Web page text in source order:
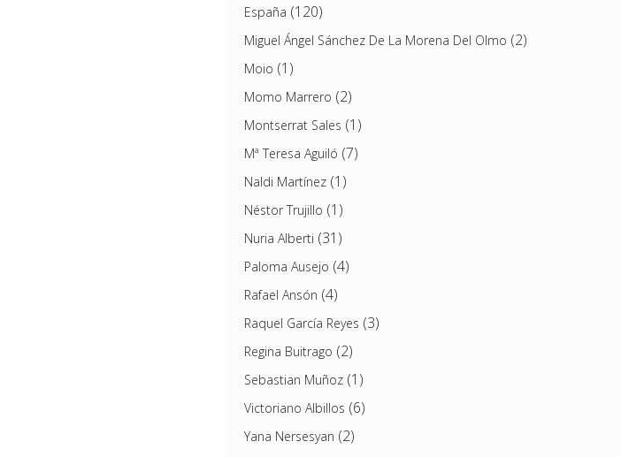
España (120)
Miguel Ángel Sánchez De La Morena Del Olmo (2)
Moio (1)
Momo Marrero (2)
Montserrat Sales (1)
Mª Teresa Aguiló (7)
Naldi Martínez(1)
Néstor Trujillo (1)
Nuria Alberti (31)
Paloma Ausejo (4)
Rafael Ansón (4)
Raquel García Reyes (3)
Regina Buitrago (2)
Sebastian Muñoz(1)
Victoriano Albillos (6)
Yana Nersesyan (2)